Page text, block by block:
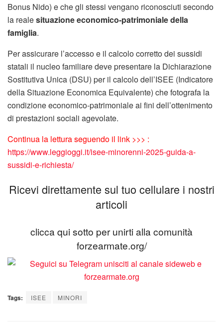
Bonus Nido) e che gli stessi vengano riconosciuti secondo
la realesituazione economico-patrimoniale della
famiglia.
Per assicurare l’accesso e il calcolo corretto dei sussidi
statali il nucleo familiare deve presentare la Dichiarazione
Sostitutiva Unica (DSU) per il calcolo dell’ISEE (Indicatore
della Situazione Economica Equivalente) che fotografa la
condizione economico-patrimoniale ai fini dell’ottenimento
di prestazioni sociali agevolate.
Continua la lettura seguendo il link >>> :
https://www.leggioggi.it/isee-minorenni-2025-guida-a-
sussidi-e-richiesta/
Ricevi direttamente sul tuo cellulare i nostri
articoli
clicca qui sotto per unirti alla comunità
forzearmate.org/
Tags: ISEE MINORI